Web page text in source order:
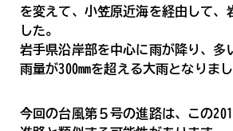
を変えて、小笠原近海を経由して、
した。
岩手県沿岸部を中心に雨が降り、多
雨量が300mmを超える大雨となりま
今回の台風第５号の進路は、この